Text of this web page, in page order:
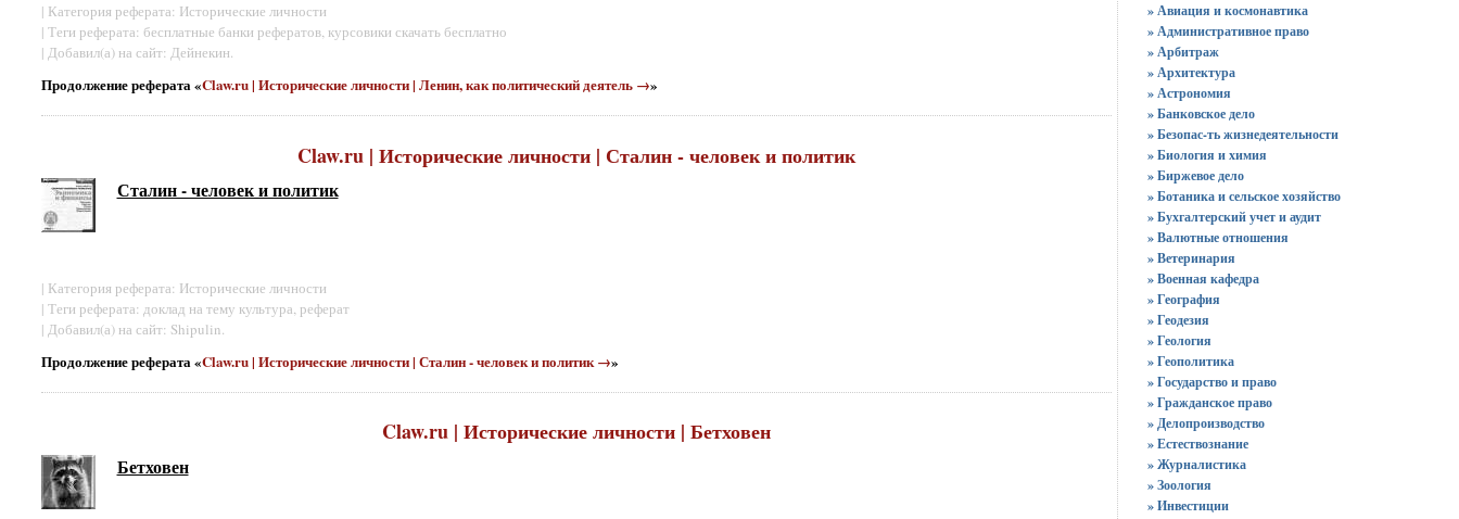
| Категория реферата: Исторические личности
| Теги реферата: бесплатные банки рефератов, курсовики скачать бесплатно
| Добавил(а) на сайт: Дейнекин.
Продолжение реферата «Claw.ru | Исторические личности | Ленин, как политический деятель →»
Claw.ru | Исторические личности | Сталин - человек и политик
Сталин - человек и политик
| Категория реферата: Исторические личности
| Теги реферата: доклад на тему культура, реферат
| Добавил(а) на сайт: Shipulin.
Продолжение реферата «Claw.ru | Исторические личности | Сталин - человек и политик →»
Claw.ru | Исторические личности | Бетховен
Бетховен
» Авиация и космонавтика
» Административное право
» Арбитраж
» Архитектура
» Астрономия
» Банковское дело
» Безопас-ть жизнедеятельности
» Биология и химия
» Биржевое дело
» Ботаника и сельское хозяйство
» Бухгалтерский учет и аудит
» Валютные отношения
» Ветеринария
» Военная кафедра
» География
» Геодезия
» Геология
» Геополитика
» Государство и право
» Гражданское право
» Делопроизводство
» Естествознание
» Журналистика
» Зоология
» Инвестиции